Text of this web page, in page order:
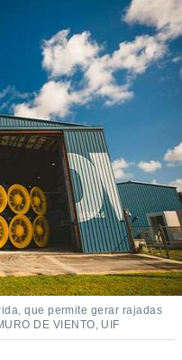
que permite gerar rajadas
DE VIENTO, UIF